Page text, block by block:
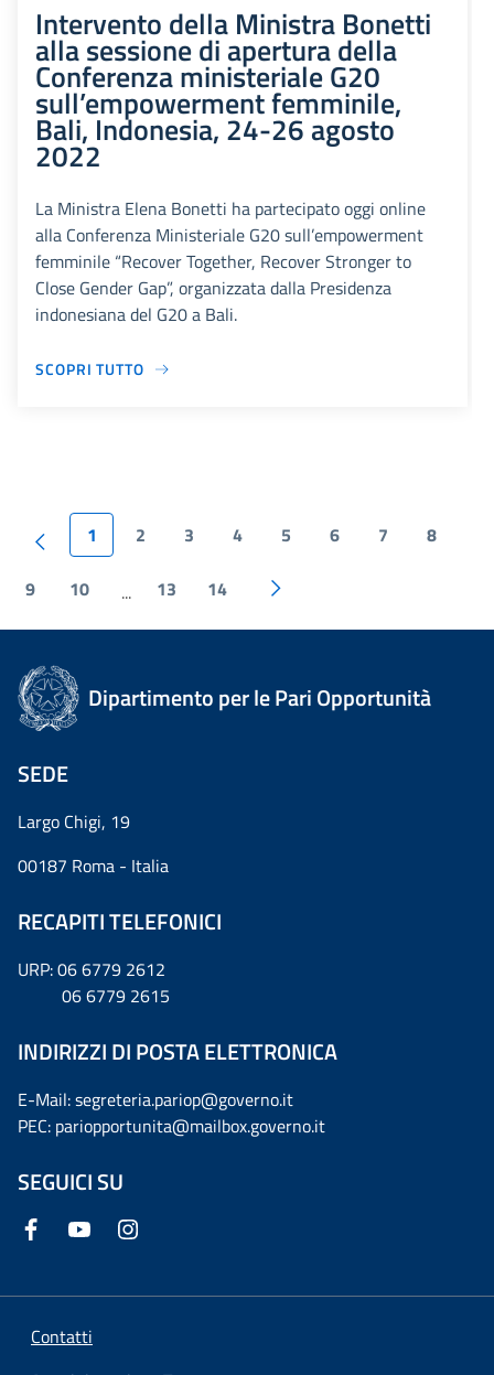
Intervento della Ministra Bonetti
alla sessione di apertura della
Conferenza ministeriale G20
sull’empowerment femminile,
Bali, Indonesia, 24-26 agosto
2022
La Ministra Elena Bonetti ha partecipato oggi online
alla Conferenza Ministeriale G20 sull’empowerment
femminile “Recover Together, Recover Stronger to
Close Gender Gap”, organizzata dalla Presidenza
indonesiana del G20 a Bali.
SCOPRI TUTTO
1 2 3 4 5 6 7 8
9 10 ... 13 14
Dipartimento per le Pari Opportunità
SEDE
Largo Chigi, 19
00187 Roma - Italia
RECAPITI TELEFONICI
URP: 06 6779 2612
06 6779 2615
INDIRIZZI DI POSTA ELETTRONICA
E-Mail: segreteria.pariop@governo.it
PEC: pariopportunita@mailbox.governo.it
SEGUICI SU
Contatti